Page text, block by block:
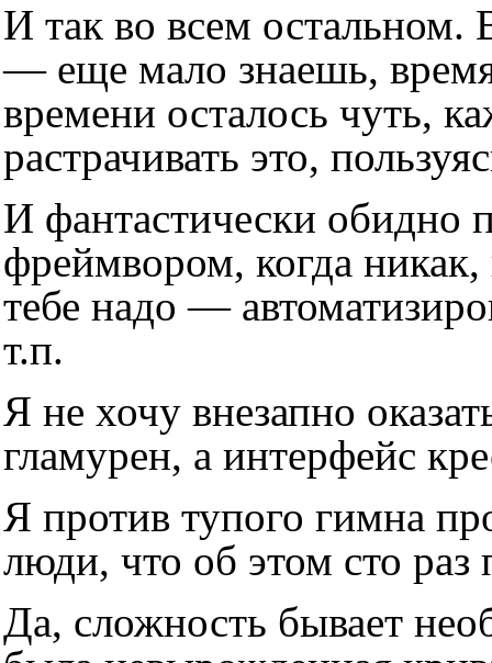
И так во всем остальном.
— еще мало знаешь, время
времени осталось чуть,
растрачивать это,
И фантастически обидно
фреймвором, когда никак,
тебе надо —
т.п.
Я не хочу внезапно
гламурен, а интерфейс
Я против тупого гимна
люди, что об этом сто
Да, сложность бывает